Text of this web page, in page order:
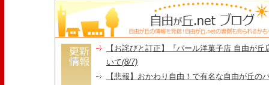
【お詫びと訂正】『パール洋菓子店 自由が
いて(8/7)
【悲報】おかわり自由！で有名な自由が丘の